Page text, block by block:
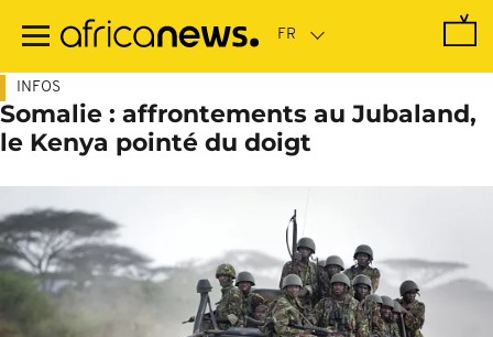
contenu
INFOS
Somalie : affrontements au Jubaland,
le Kenya pointé du doigt